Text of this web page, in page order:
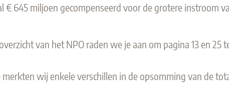
645 miljoen gecompenseerd voor de grotere instroom
van het NPO raden we je aan om pagina 13 en 25
wij enkele verschillen in de opsomming van de